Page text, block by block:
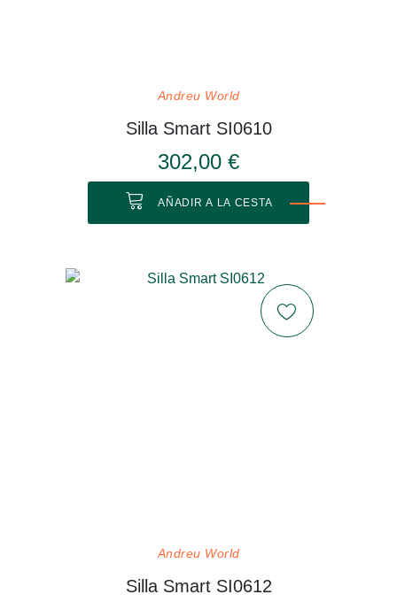
Andreu World
Silla Smart SI0610
302,00 €
AÑADIR A LA CESTA
Andreu World
Silla Smart SI0612